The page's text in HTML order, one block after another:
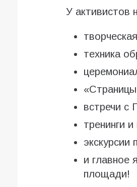
У активистов
техника
встречи с
тренинги
и главное
площади!